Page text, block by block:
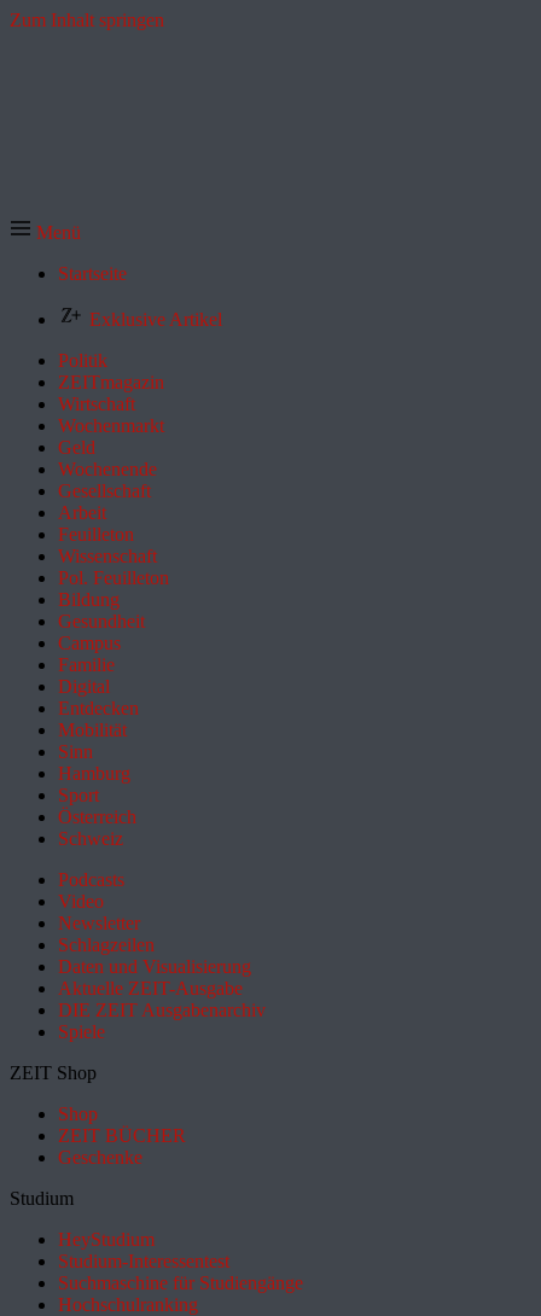
Zum Inhalt springen
Menü
Startseite
Exklusive Artikel
Politik
ZEITmagazin
Wirtschaft
Wochenmarkt
Geld
Wochenende
Gesellschaft
Arbeit
Feuilleton
Wissenschaft
Pol. Feuilleton
Bildung
Gesundheit
Campus
Familie
Digital
Entdecken
Mobilität
Sinn
Hamburg
Sport
Österreich
Schweiz
Podcasts
Video
Newsletter
Schlagzeilen
Daten und Visualisierung
Aktuelle ZEIT-Ausgabe
DIE ZEIT Ausgabenarchiv
Spiele
ZEIT Shop
Shop
ZEIT BÜCHER
Geschenke
Studium
HeyStudium
Studium-Interessentest
Suchmaschine für Studiengänge
Hochschulranking